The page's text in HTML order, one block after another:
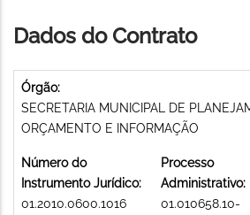
Dados do Contrato
Órgão:
SECRETARIA MUNICIPAL DE
ORÇAMENTO E INFORMAÇÃO
Número do
Instrumento Jurídico:
01.2010.0600.1016
Processo
Administrativo:
01.010658.10-